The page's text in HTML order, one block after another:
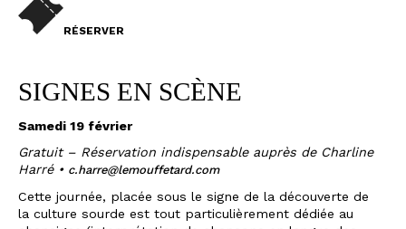
RÉSERVER
SIGNES EN SCÈNE
Samedi 19 février
Gratuit – Réservation indispensable auprès de Charline
Harré • c.harre@lemouffetard.com
Cette journée, placée sous le signe de la découverte de
la culture sourde est tout particulièrement dédiée au